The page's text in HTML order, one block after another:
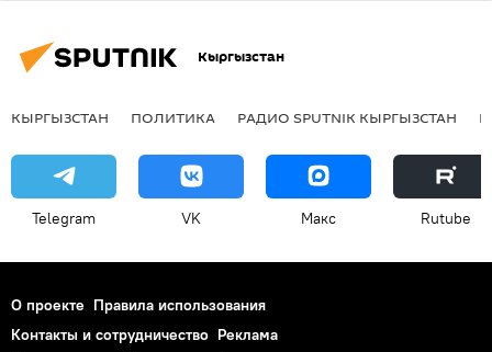
Кыргызстан
КЫРГЫЗСТАН ПОЛИТИКА РАДИО SPUTNIK КЫРГЫЗСТАН
Telegram VK Макс Rutube
О проекте Правила использования
Контакты и сотрудничество Реклама